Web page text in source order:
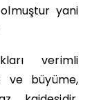
yani
verimli
ve büyüme,